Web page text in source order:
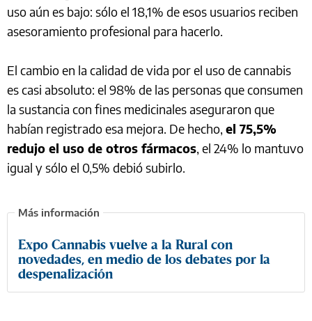
uso aún es bajo: sólo el 18,1% de esos usuarios reciben
asesoramiento profesional para hacerlo.
El cambio en la calidad de vida por el uso de cannabis
es casi absoluto: el 98% de las personas que consumen
la sustancia con fines medicinales aseguraron que
habían registrado esa mejora. De hecho, el 75,5%
redujo el uso de otros fármacos, el 24% lo mantuvo
igual y sólo el 0,5% debió subirlo.
Expo Cannabis vuelve a la Rural con
novedades, en medio de los debates por la
despenalización